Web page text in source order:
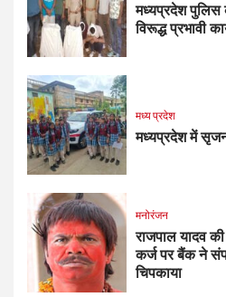
मध्यप्रदेश पुलिस
विरूद्ध प्रभावी
मध्य प्रदेश
मध्यप्रदेश में
मनोरंजन
राजपाल यादव
कर्ज पर बैंक ने
चिपकाया